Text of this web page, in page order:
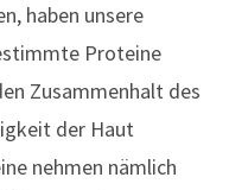
haben unsere
Proteine
Zusammenhalt des
der Haut
nehmen nämlich